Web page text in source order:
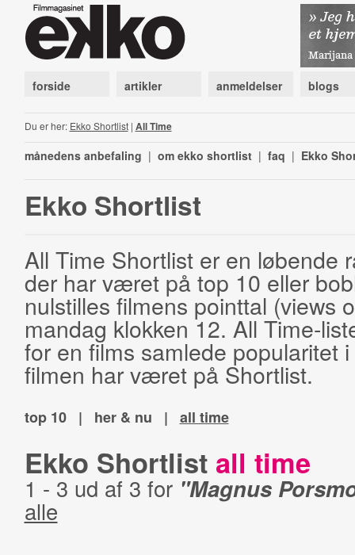
forside artikler anmeldelser blogs
Du er her: Ekko Shortlist| All Time
månedens anbefaling | om ekko shortlist | faq | Ekko
Ekko Shortlist
All Time Shortlist er en løbende
der har været på top 10 eller
nulstilles filmens pointtal (views
mandag klokken 12. All Time-
for en films samlede popularitet
filmen har været på Shortlist.
top 10 | her & nu | all time
Ekko Shortlist all time
1 - 3 ud af 3 for "Magnus
alle